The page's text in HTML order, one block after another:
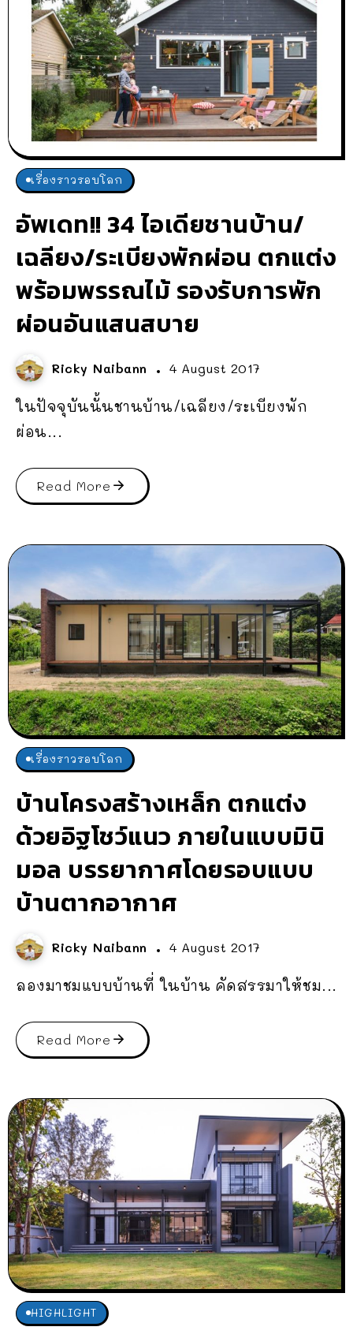
เรื่องราวรอบโลก
อัพเดท!! 34 ไอเดียชานบ้าน/
เฉลียง/ระเบียงพักผ่อน ตกแต่ง
พร้อมพรรณไม้ รองรับการพัก
ผ่อนอันแสนสบาย
Ricky Naibann 4 August 2017
ในปัจจุบันนั้นชานบ้าน/เฉลียง/ระเบียงพัก
ผ่อน...
Read More
เรื่องราวรอบโลก
บ้านโครงสร้างเหล็ก ตกแต่ง
ด้วยอิฐโชว์แนว ภายในแบบมินิ
มอล บรรยากาศโดยรอบแบบ
บ้านตากอากาศ
Ricky Naibann 4 August 2017
ลองมาชมแบบบ้านที่ ในบ้าน คัดสรรมาให้ชม...
Read More
HIGHLIGHT